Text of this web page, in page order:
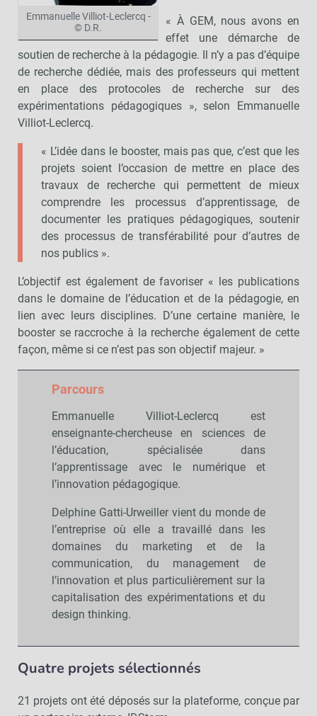
Emmanuelle Villiot-Leclercq -
© D.R.
« À GEM, nous avons en
effet une démarche de
soutien de recherche à la pédagogie. Il n’y a pas d’équipe
de recherche dédiée, mais des professeurs qui mettent
en place des protocoles de recherche sur des
expérimentations pédagogiques », selon Emmanuelle
Villiot-Leclercq.
« L’idée dans le booster, mais pas que, c’est que les
projets soient l’occasion de mettre en place des
travaux de recherche qui permettent de mieux
comprendre les processus d’apprentissage, de
documenter les pratiques pédagogiques, soutenir
des processus de transférabilité pour d’autres de
nos publics ».
L’objectif est également de favoriser « les publications
dans le domaine de l’éducation et de la pédagogie, en
lien avec leurs disciplines. D’une certaine manière, le
booster se raccroche à la recherche également de cette
façon, même si ce n’est pas son objectif majeur. »
Parcours
Emmanuelle Villiot-Leclercq est
enseignante-chercheuse en sciences de
l’éducation, spécialisée dans
l’apprentissage avec le numérique et
l’innovation pédagogique.
Delphine Gatti-Urweiller vient du monde de
l’entreprise où elle a travaillé dans les
domaines du marketing et de la
communication, du management de
l’innovation et plus particulièrement sur la
capitalisation des expérimentations et du
design thinking.
Quatre projets sélectionnés
21 projets ont été déposés sur la plateforme, conçue par